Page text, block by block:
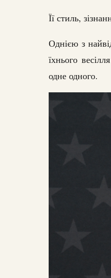
Її стиль,
Однією з
їхнього
одне одного.